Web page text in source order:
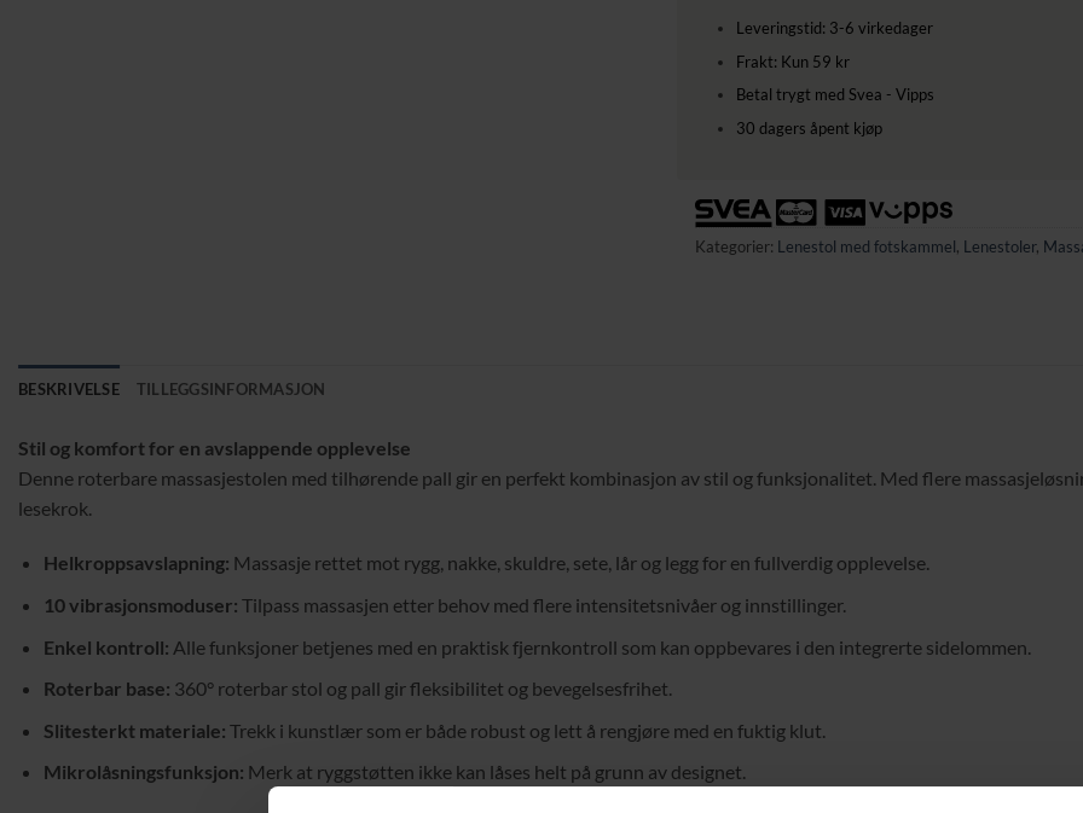
Leveringstid: 3-6 virkedager
Frakt: Kun 59 kr
Betal trygt med Svea - Vipps
30 dagers åpent kjøp
Kategorier: Lenestol med fotskammel, Lenestoler,
BESKRIVELSE TILLEGGSINFORMASJON
Stil og komfort for en avslappende opplevelse
Denne roterbare massasjestolen med tilhørende pall gir en perfekt kombinasjon av stil og funksjonalitet. Med flere
lesekrok.
Helkroppsavslapning: Massasje rettet mot rygg, nakke, skuldre, sete, lår og legg for en fullverdig opplevelse.
10 vibrasjonsmoduser: Tilpass massasjen etter behov med flere intensitetsnivåer og innstillinger.
Enkel kontroll: Alle funksjoner betjenes med en praktisk fjernkontroll som kan oppbevares i den integrerte sidelommen.
Roterbar base: 360° roterbar stol og pall gir fleksibilitet og bevegelsesfrihet.
Slitesterkt materiale: Trekk i kunstlær som er både robust og lett å rengjøre med en fuktig klut.
Mikrolåsningsfunksjon: Merk at ryggstøtten ikke kan låses helt på grunn av designet.